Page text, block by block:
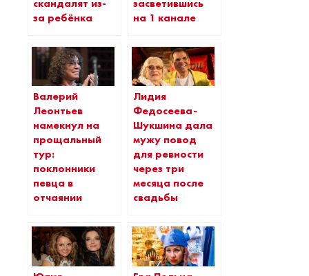
скандалят из-
за ребёнка
засветившись
на 1 канале
Валерий
Леонтьев
намекнул на
прощальный
тур:
поклонники
певца в
отчаянии
Лидия
Федосеева-
Шукшина дала
мужу повод
для ревности
через три
месяца после
свадьбы